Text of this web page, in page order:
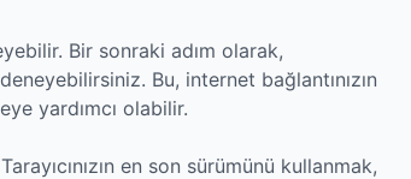
Bir sonraki adım olarak,
Bu, internet bağlantınızın
yardımcı olabilir.
en son sürümünü kullanmak,